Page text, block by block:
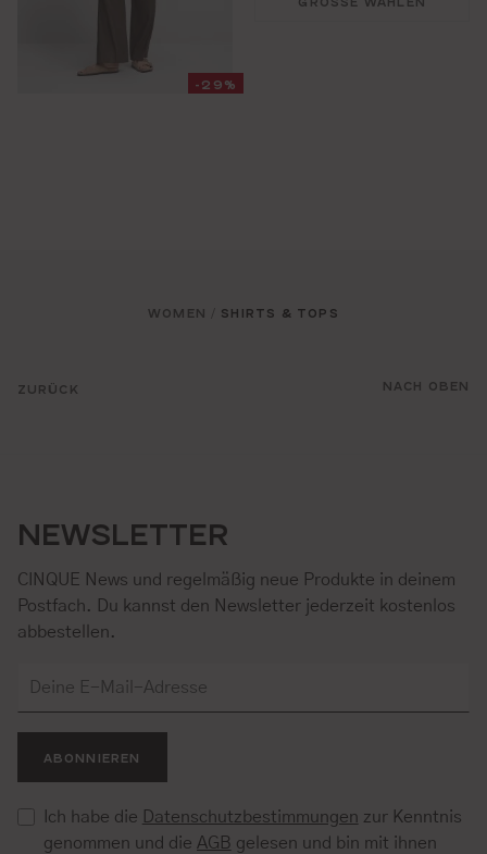
-29%
ZURÜCK
WOMEN SHIRTS & TOPS
NACH OBEN
NEWSLETTER
CINQUE News und regelmäßig neue Produkte in deinem
Postfach. Du kannst den Newsletter jederzeit kostenlos
abbestellen.
ABONNIEREN
Ich habe die Datenschutzbestimmungen zur Kenntnis
genommen und die AGB gelesen und bin mit ihnen